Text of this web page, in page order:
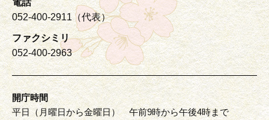
052-400-2911（代表）
ファクシミリ
052-400-2963
開庁時間
平日（月曜日から金曜日） 午前9時から午後4時まで